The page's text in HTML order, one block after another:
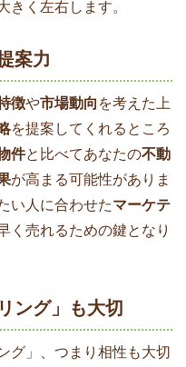
きく左右します。
案力
徴や市場動向 を考えた上
を提案してくれるところ
件と比べてあなたの不動
が高まる可能性がありま
い人に合わせたマーケテ
く売れるための鍵となり
ング」も大切
グ」、つまり相性も大切